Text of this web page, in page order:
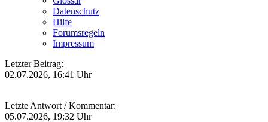
Datenschutz
Hilfe
Forumsregeln
Impressum
Letzter Beitrag:
02.07.2026, 16:41 Uhr
Letzte Antwort / Kommentar:
05.07.2026, 19:32 Uhr